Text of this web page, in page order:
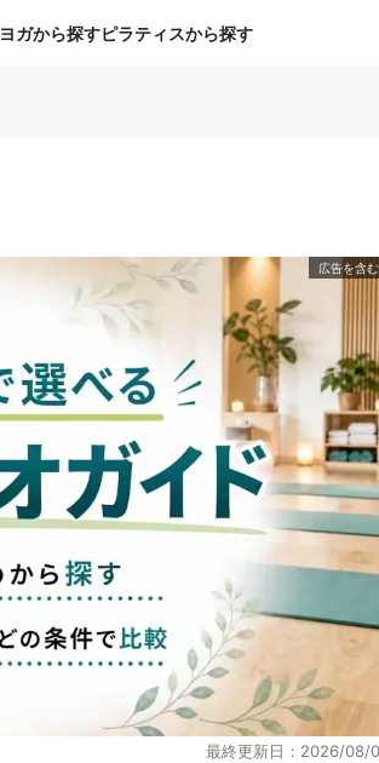
ヨガから探すピラティスから探す
最終更新日：2026/08/